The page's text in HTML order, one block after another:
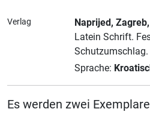
Verlag Naprijed, Zagreb
Latein Schrift.
Schutzumschlag.
Sprache:
Es werden zwei